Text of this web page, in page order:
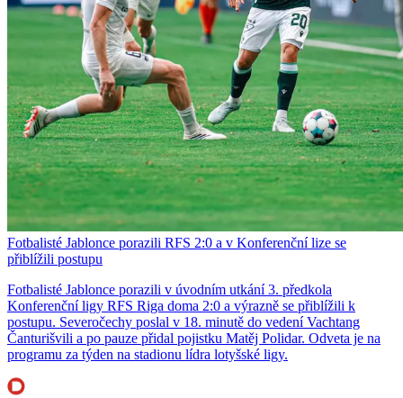
Fotbalisté Jablonce porazili RFS 2:0 a v Konferenční lize se
přiblížili postupu
Fotbalisté Jablonce porazili v úvodním utkání 3. předkola
Konferenční ligy RFS Riga doma 2:0 a výrazně se přiblížili k
postupu. Severočechy poslal v 18. minutě do vedení Vachtang
Čanturišvili a po pauze přidal pojistku Matěj Polidar. Odveta je na
programu za týden na stadionu lídra lotyšské ligy.